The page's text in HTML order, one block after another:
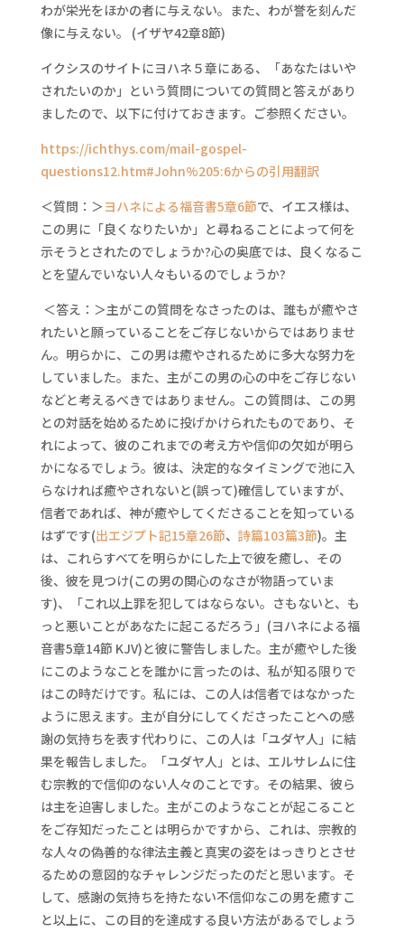
わが栄光をほかの者に与えない。また、わが誉を刻んだ
像に与えない。 (イザヤ42章8節)
イクシスのサイトにヨハネ５章にある、「あなたはいや
されたいのか」という質問についての質問と答えがあり
ましたので、以下に付けておきます。ご参照ください。
https://ichthys.com/mail-gospel-
questions12.htm#John%205:6からの引用翻訳
＜質問：＞ヨハネによる福音書5章6節で、イエス様は、
この男に「良くなりたいか」と尋ねることによって何を
示そうとされたのでしょうか?心の奥底では、良くなるこ
とを望んでいない人々もいるのでしょうか?
＜答え：＞主がこの質問をなさったのは、誰もが癒やさ
れたいと願っていることをご存じないからではありませ
ん。明らかに、この男は癒やされるために多大な努力を
していました。また、主がこの男の心の中をご存じない
などと考えるべきではありません。この質問は、この男
との対話を始めるために投げかけられたものであり、そ
れによって、彼のこれまでの考え方や信仰の欠如が明ら
かになるでしょう。彼は、決定的なタイミングで池に入
らなければ癒やされないと(誤って)確信していますが、
信者であれば、神が癒やしてくださることを知っている
はずです(出エジプト記15章26節、 詩篇103篇3節)。主
は、これらすべてを明らかにした上で彼を癒し、その
後、彼を見つけ(この男の関心のなさが物語っていま
す)、「これ以上罪を犯してはならない。さもないと、も
っと悪いことがあなたに起こるだろう」(ヨハネによる福
音書5章14節 KJV)と彼に警告しました。主が癒やした後
にこのようなことを誰かに言ったのは、私が知る限りで
はこの時だけです。私には、この人は信者ではなかった
ように思えます。主が自分にしてくださったことへの感
謝の気持ちを表す代わりに、この人は「ユダヤ人」に結
果を報告しました。「ユダヤ人」とは、エルサレムに住
む宗教的で信仰のない人々のことです。その結果、彼ら
は主を迫害しました。主がこのようなことが起こること
をご存知だったことは明らかですから、これは、宗教的
な人々の偽善的な律法主義と真実の姿をはっきりとさせ
るための意図的なチャレンジだったのだと思います。そ
して、感謝の気持ちを持たない不信仰なこの男を癒すこ
と以上に、この目的を達成する良い方法があるでしょう